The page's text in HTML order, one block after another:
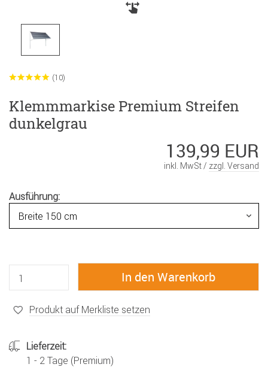
(10)
Klemmmarkise Premium Streifen
dunkelgrau
139,99 EUR
inkl. MwSt / zzgl. Versand
Ausführung:
Produkt auf Merkliste setzen
Lieferzeit:
1 - 2 Tage (Premium)